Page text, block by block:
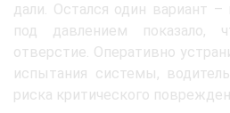
дали. Остался один вариант –
под давлением показало,
отверстие. Оперативно
испытания системы,
риска критического